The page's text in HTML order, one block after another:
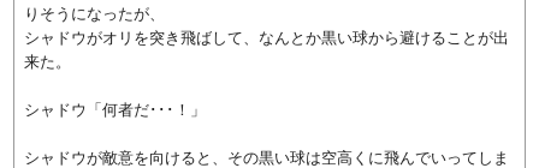
りそうになったが、
シャドウがオリを突き飛ばして、なんとか黒い球から避けることが出
来た。
シャドウ「何者だ･･･！」
シャドウが敵意を向けると、その黒い球は空高くに飛んでいってしま